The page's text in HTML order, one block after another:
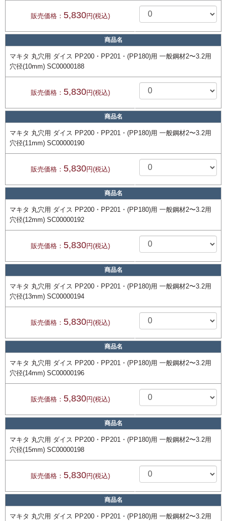
販売価格： 5,830円(税込)
商品名
マキタ 丸穴用 ダイス PP200・PP201・(PP180)用 一般鋼材2〜3.2用
穴径(10mm) SC00000188
販売価格： 5,830円(税込)
商品名
マキタ 丸穴用 ダイス PP200・PP201・(PP180)用 一般鋼材2〜3.2用
穴径(11mm) SC00000190
販売価格： 5,830円(税込)
商品名
マキタ 丸穴用 ダイス PP200・PP201・(PP180)用 一般鋼材2〜3.2用
穴径(12mm) SC00000192
販売価格： 5,830円(税込)
商品名
マキタ 丸穴用 ダイス PP200・PP201・(PP180)用 一般鋼材2〜3.2用
穴径(13mm) SC00000194
販売価格： 5,830円(税込)
商品名
マキタ 丸穴用 ダイス PP200・PP201・(PP180)用 一般鋼材2〜3.2用
穴径(14mm) SC00000196
販売価格： 5,830円(税込)
商品名
マキタ 丸穴用 ダイス PP200・PP201・(PP180)用 一般鋼材2〜3.2用
穴径(15mm) SC00000198
販売価格： 5,830円(税込)
商品名
マキタ 丸穴用 ダイス PP200・PP201・(PP180)用 一般鋼材2〜3.2用